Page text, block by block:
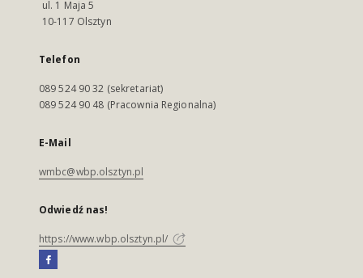
ul. 1 Maja 5
10-117 Olsztyn
Telefon
089 524 90 32 (sekretariat)
089 524 90 48 (Pracownia Regionalna)
E-Mail
wmbc@wbp.olsztyn.pl
Odwiedź nas!
https://www.wbp.olsztyn.pl/